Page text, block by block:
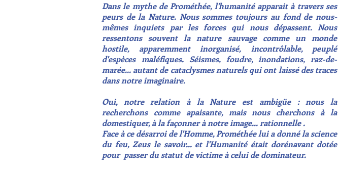
Dans le mythe de Prométhée, l'humanité apparait à travers ses
peurs de la Nature. Nous sommes toujours au fond de nous-
mêmes inquiets par les forces qui nous dépassent. Nous
ressentons souvent la nature sauvagecomme un monde
hostile, apparemment inorganisé, incontrôlable, peuplé
d'espèces maléfiques. Séismes, foudre, inondations, raz-de-
marée... autant de cataclysmes naturels qui ont laissé des traces
dans notre imaginaire.
Oui, notre relation à la Nature est ambigüe : nous la
recherchons comme apaisante, mais nous cherchonsà la
domestiquer, à la façonner à notre image... rationnelle.
Face à ce désarroi de l'Homme, Prométhée lui a donné la science
du feu, Zeus le savoir... et l'Humanité était dorénavant dotée
pour passer du statut de victime à celui de dominateur.